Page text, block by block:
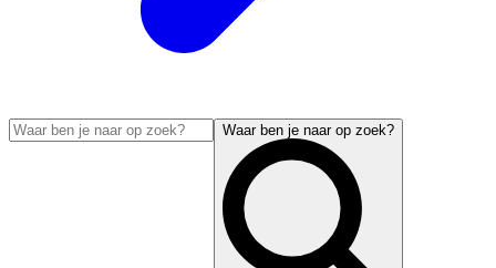
Waar ben je naar op zoek?